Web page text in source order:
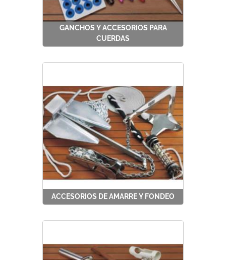
GANCHOS Y ACCESORIOS PARA
CUERDAS
ACCESORIOS DE AMARRE Y FONDEO